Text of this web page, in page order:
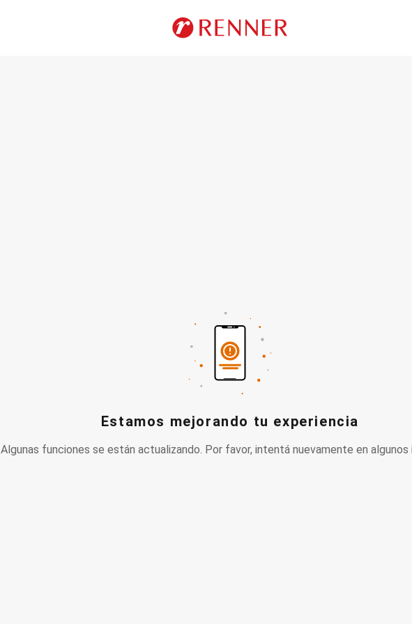
Estamos mejorando tu experiencia
Algunas funciones se están actualizando. Por favor, intentá nuevamente en algunos